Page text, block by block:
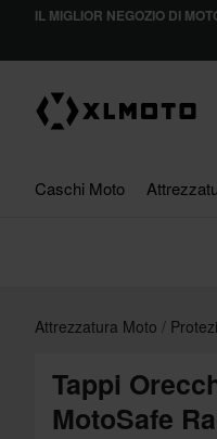
IL MIGLIOR NEGOZIO DI
Caschi Moto
Attrezzatura Moto
Tappi
MotoSafe